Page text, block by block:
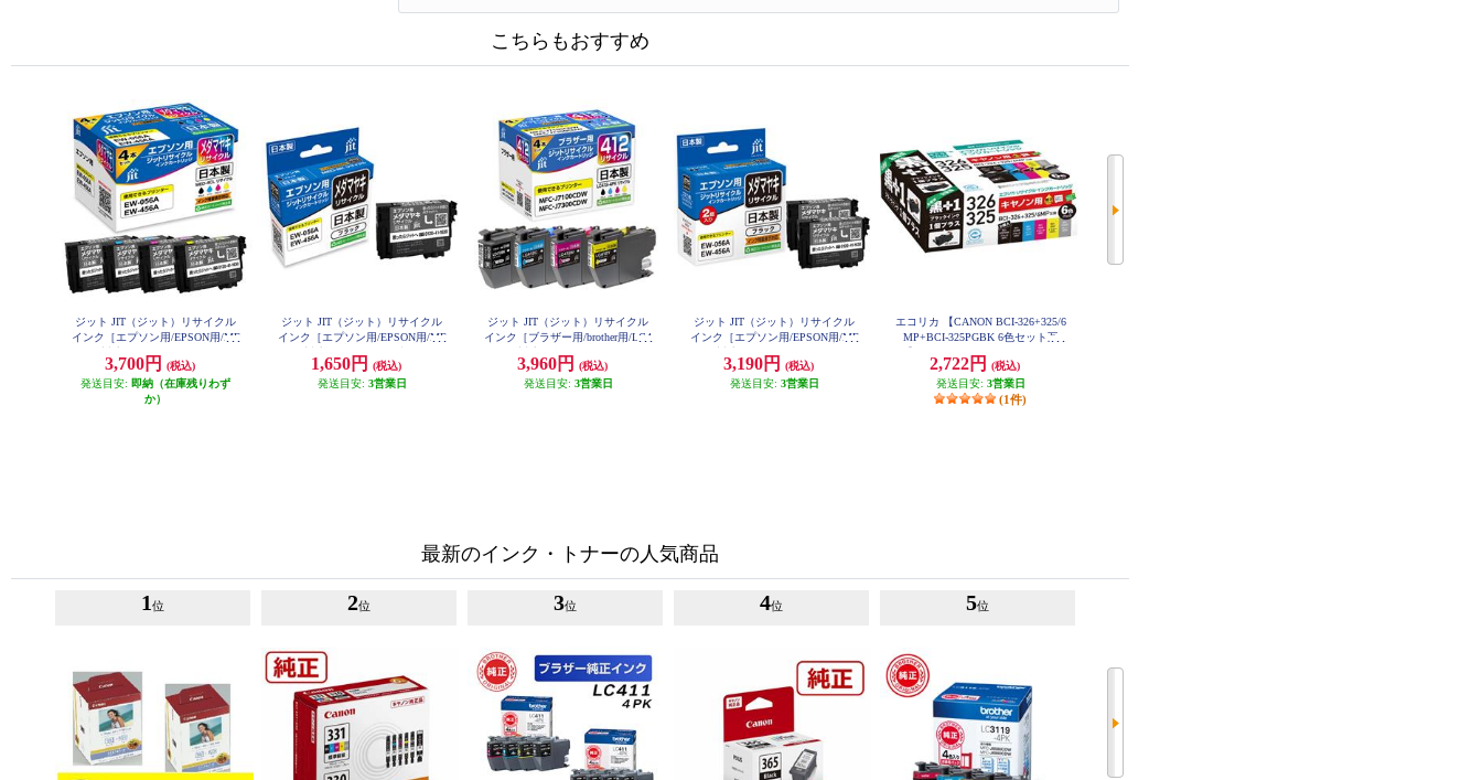
こちらもおすすめ
ジット JIT（ジット）リサイクル
インク［エプソン用/EPSON用/ME
JIT-EMED4P ］ JIT-EMED4P
3,700円
(税込)
発送目安: 即納（在庫残りわず
か）
ジット JIT（ジット）リサイクル
インク［エプソン用/EPSON用/ME
T-EMEDB ］ JIT-EMEDB
1,650円
(税込)
発送目安: 3営業日
ジット JIT（ジット）リサイクル
インク［ブラザー用/brother用/LC4
］ JIT-B4124P
3,960円
(税込)
発送目安: 3営業日
ジット JIT（ジット）リサイクル
インク［エプソン用/EPSON用/ME
ト/ブラック/JIT-EMEDB2PW ］ JIT
-EMEDB2PW
3,190円
(税込)
発送目安: 3営業日
エコリカ 【CANON BCI-326+325/6
MP+BCI-325PGBK 6色セット互
CI-C3266P-BK
2,722円
(税込)
発送目安: 3営業日
(1件)
最新のインク・トナーの人気商品
1 位 2位 3位 4位 5位